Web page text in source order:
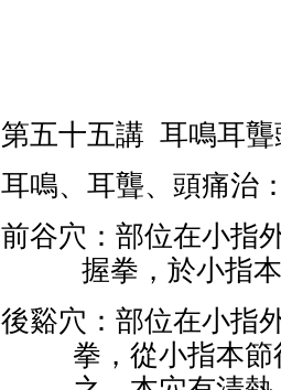
第五十五講 耳鳴耳
耳鳴、耳聾、頭痛治
前谷穴：部位在小指
握拳，於小指
後谿穴：部位在小指
拳，從小指本